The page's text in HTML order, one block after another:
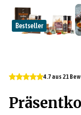
Bestseller
4.7 aus 21